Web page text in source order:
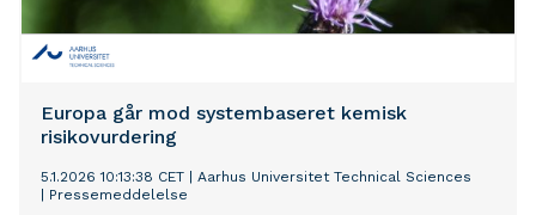
Europa går mod systembaseret kemisk
risikovurdering
5.1.2026 10:13:38 CET
Aarhus Universitet Technical Sciences
Pressemeddelelse